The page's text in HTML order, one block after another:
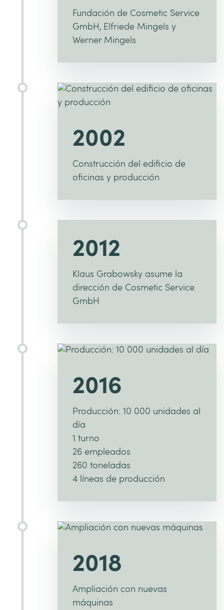
Fundación de Cosmetic Service
GmbH, Elfriede Mingels y
Werner Mingels
2002
Construcción del edificio de
oficinas y producción
2012
Klaus Grabowsky asume la
dirección de Cosmetic Service
GmbH
2016
Producción: 10 000 unidades al
día
1 turno
26 empleados
260 toneladas
4 líneas de producción
2018
Ampliación con nuevas
máquinas